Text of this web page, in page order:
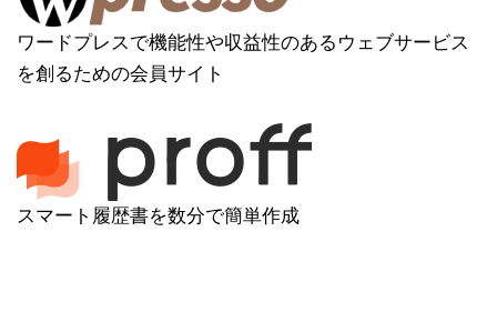
ワードプレスで機能性や収益性のあるウェブサービス
を創るための会員サイト
スマート履歴書を数分で簡単作成